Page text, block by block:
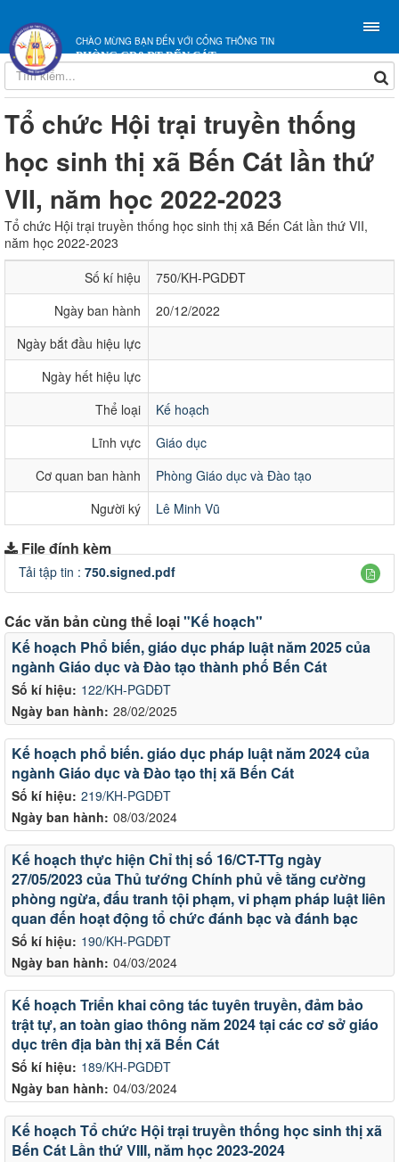
CHÀO MỪNG BẠN ĐẾN VỚI CỔNG THÔNG TIN
PHÒNG GD&ĐT BẾN CÁT
Tổ chức Hội trại truyền thống
học sinh thị xã Bến Cát lần thứ
VII, năm học 2022-2023
Tổ chức Hội trại truyền thống học sinh thị xã Bến Cát lần thứ VII,
năm học 2022-2023
Số kí hiệu
750/KH-PGDĐT
Ngày ban hành
20/12/2022
Ngày bắt đầu hiệu lực
Ngày hết hiệu lực
Thể loại
Kế hoạch
Lĩnh vực
Giáo dục
Cơ quan ban hành
Phòng Giáo dục và Đào tạo
Người ký
Lê Minh Vũ
File đính kèm
Tải tập tin : 750.signed.pdf
Các văn bản cùng thể loại"Kế hoạch"
Số kí hiệu: 122/KH-PGDĐT
Ngày ban hành: 28/02/2025
Kế hoạch Phổ biến, giáo dục pháp luật năm 2025 của
ngành Giáo dục và Đào tạo thành phố Bến Cát
Số kí hiệu: 219/KH-PGDĐT
Ngày ban hành: 08/03/2024
Kế hoạch phổ biến. giáo dục pháp luật năm 2024 của
ngành Giáo dục và Đào tạo thị xã Bến Cát
Số kí hiệu: 190/KH-PGDĐT
Ngày ban hành: 04/03/2024
Kế hoạch thực hiện Chỉ thị số 16/CT-TTg ngày
27/05/2023 của Thủ tướng Chính phủ về tăng cường
phòng ngừa, đấu tranh tội phạm, vi phạm pháp luật liên
quan đến hoạt động tổ chức đánh bạc và đánh bạc
Số kí hiệu: 189/KH-PGDĐT
Ngày ban hành: 04/03/2024
Kế hoạch Triển khai công tác tuyên truyền, đảm bảo
trật tự, an toàn giao thông năm 2024 tại các cơ sở giáo
dục trên địa bàn thị xã Bến Cát
Kế hoạch Tổ chức Hội trại truyền thống học sinh thị xã
Bến Cát Lần thứ VIII, năm học 2023-2024